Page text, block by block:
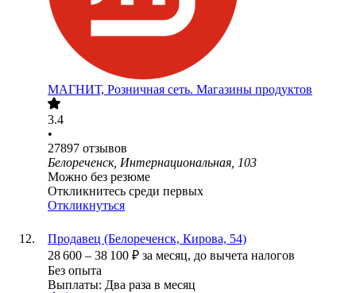
МАГНИТ, Розничная сеть. Магазины продуктов
3.4
•
27897 отзывов
Белореченск, Интернациональная, 103
Можно без резюме
Откликнитесь среди первых
Откликнуться
Продавец (Белореченск, Кирова, 54)
28 600 – 38 100 ₽ за месяц, до вычета налогов
Без опыта
Выплаты: Два раза в месяц